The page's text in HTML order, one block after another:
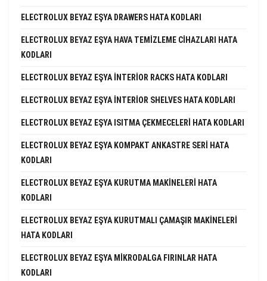
ELECTROLUX BEYAZ EŞYA DRAWERS HATA KODLARI
ELECTROLUX BEYAZ EŞYA HAVA TEMIZLEME CIHAZLARI HATA
KODLARI
ELECTROLUX BEYAZ EŞYA INTERIOR RACKS HATA KODLARI
ELECTROLUX BEYAZ EŞYA INTERIOR SHELVES HATA KODLARI
ELECTROLUX BEYAZ EŞYA ISITMA ÇEKMECELERI HATA KODLARI
ELECTROLUX BEYAZ EŞYA KOMPAKT ANKASTRE SERI HATA
KODLARI
ELECTROLUX BEYAZ EŞYA KURUTMA MAKINELERI HATA
KODLARI
ELECTROLUX BEYAZ EŞYA KURUTMALI ÇAMAŞIR MAKINELERI
HATA KODLARI
ELECTROLUX BEYAZ EŞYA MIKRODALGA FIRINLAR HATA
KODLARI